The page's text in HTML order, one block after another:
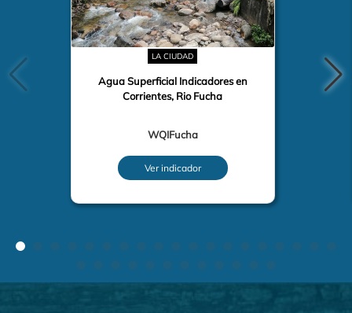
LA CIUDAD
Agua Superficial Indicadores en
Corrientes, Rio Fucha
WQIFucha
Ver indicador